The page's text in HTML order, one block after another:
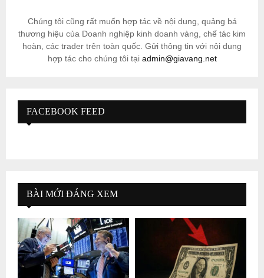
Chúng tôi cũng rất muốn hợp tác về nội dung, quảng bá
thương hiệu của Doanh nghiệp kinh doanh vàng, chế tác kim
hoàn, các trader trên toàn quốc. Gửi thông tin với nội dung
hợp tác cho chúng tôi tại admin@giavang.net
FACEBOOK FEED
BÀI MỚI ĐÁNG XEM